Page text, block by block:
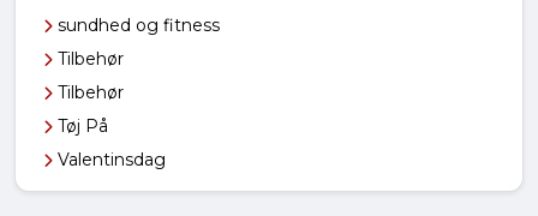
sundhed og fitness
Tilbehør
Tilbehør
Tøj På
Valentinsdag